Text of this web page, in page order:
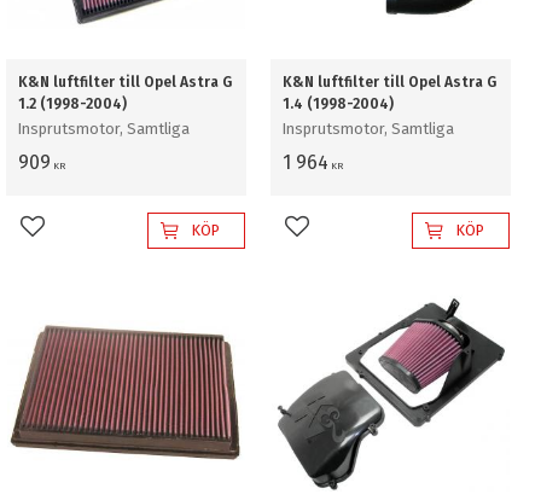
K&N luftfilter till Opel Astra G
1.2 (1998-2004)
Insprutsmotor, Samtliga
909 KR
Lägg till i favoriterKÖP
K&N luftfilter till Opel Astra G
1.4 (1998-2004)
Insprutsmotor, Samtliga
1 964 KR
Lägg till i favoriterKÖP